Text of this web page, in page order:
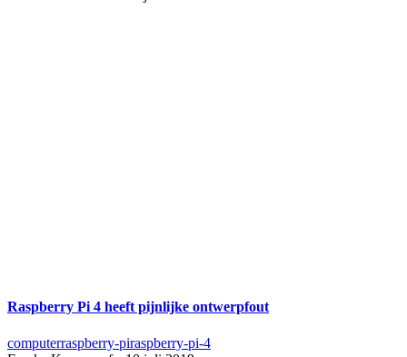
Raspberry Pi 4 heeft pijnlijke ontwerpfout
computerraspberry-piraspberry-pi-4